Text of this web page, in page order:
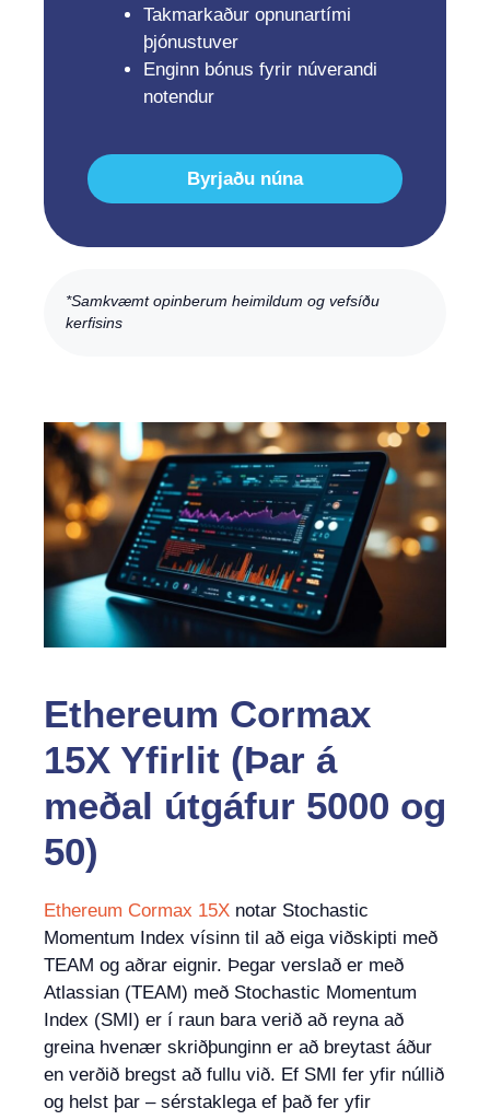
Takmarkaður opnunartími
þjónustuver
Enginn bónus fyrir núverandi
notendur
Byrjaðu núna
*Samkvæmt opinberum heimildum og vefsíðu
kerfisins
Ethereum Cormax
15X Yfirlit (Þar á
meðal útgáfur 5000 og
50)
Ethereum Cormax 15X notar Stochastic
Momentum Index vísinn til að eiga viðskipti með
TEAM og aðrar eignir. Þegar verslað er með
Atlassian (TEAM) með Stochastic Momentum
Index (SMI) er í raun bara verið að reyna að
greina hvenær skriðþunginn er að breytast áður
en verðið bregst að fullu við. Ef SMI fer yfir núllið
og helst þar – sérstaklega ef það fer yfir